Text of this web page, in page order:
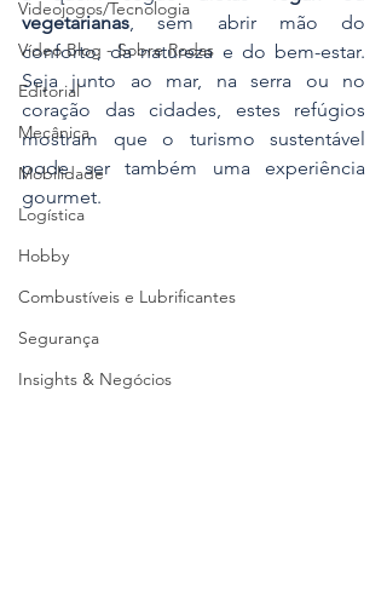
Videojogos/Tecnologia
Vídeo Blog - Sobre Rodas
Editorial
Mecânica
Mobilidade
Logística
Hobby
Combustíveis e Lubrificantes
Segurança
Insights & Negócios
vegetarianas, sem abrir mão do
conforto, da natureza e do bem-estar.
Seja junto ao mar, na serra ou no
coração das cidades, estes refúgios
mostram que o turismo sustentável
pode ser também uma experiência
gourmet.